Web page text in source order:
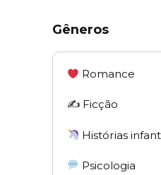
Gêneros
Romance
✍️ Ficção
Histórias
Psicologia